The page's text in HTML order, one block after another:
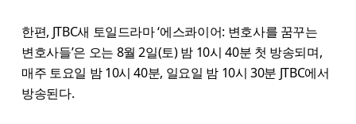
한편, JTBC새 토일드라마 ‘에스콰이어: 변호사를 꿈꾸는
변호사들’은 오는 8월 2일(토) 밤 10시 40분 첫 방송되며,
매주 토요일 밤 10시 40분, 일요일 밤 10시 30분 JTBC에서
방송된다.